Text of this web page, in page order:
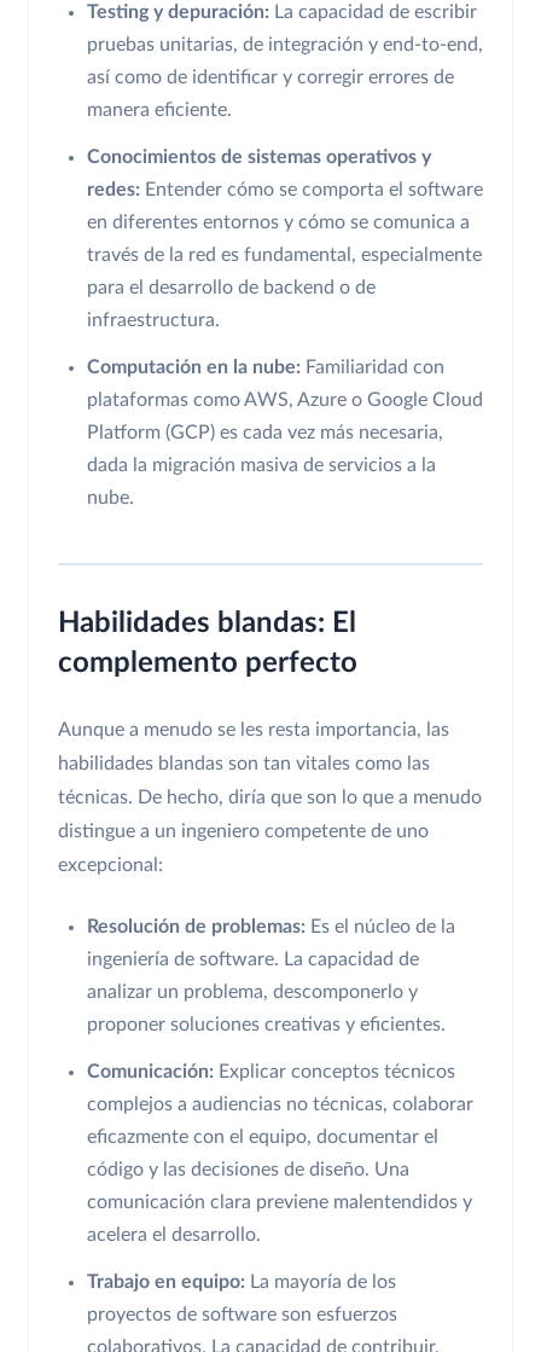
Testing y depuración: La capacidad de escribir
pruebas unitarias, de integración y end-to-end,
así como de identificar y corregir errores de
manera eficiente.
Conocimientos de sistemas operativos y
redes: Entender cómo se comporta el software
en diferentes entornos y cómo se comunica a
través de la red es fundamental, especialmente
para el desarrollo de backend o de
infraestructura.
Computación en la nube: Familiaridad con
plataformas como AWS, Azure o Google Cloud
Platform (GCP) es cada vez más necesaria,
dada la migración masiva de servicios a la
nube.
Habilidades blandas: El
complemento perfecto
Aunque a menudo se les resta importancia, las
habilidades blandas son tan vitales como las
técnicas. De hecho, diría que son lo que a menudo
distingue a un ingeniero competente de uno
excepcional:
Resolución de problemas: Es el núcleo de la
ingeniería de software. La capacidad de
analizar un problema, descomponerlo y
proponer soluciones creativas y eficientes.
Comunicación: Explicar conceptos técnicos
complejos a audiencias no técnicas, colaborar
eficazmente con el equipo, documentar el
código y las decisiones de diseño. Una
comunicación clara previene malentendidos y
acelera el desarrollo.
Trabajo en equipo: La mayoría de los
proyectos de software son esfuerzos
colaborativos. La capacidad de contribuir,